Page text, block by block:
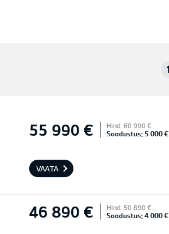
55 990 € Hind: 60 990 €
Soodustus: 5 000 €
VAATA
46 890 € Hind: 50 890 €
Soodustus: 4 000 €